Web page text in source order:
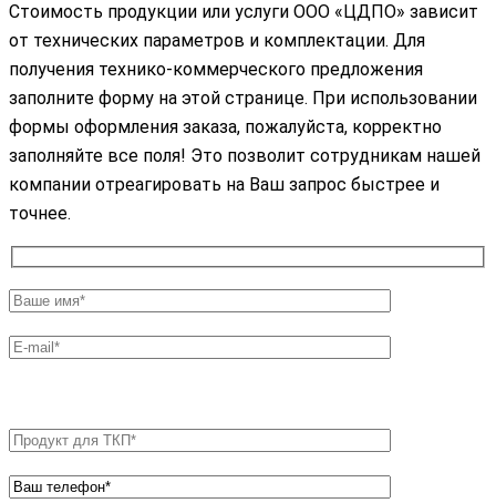
Стоимость продукции или услуги ООО «ЦДПО» зависит
от технических параметров и комплектации. Для
получения технико-коммерческого предложения
заполните форму на этой странице. При использовании
формы оформления заказа, пожалуйста, корректно
заполняйте все поля! Это позволит сотрудникам нашей
компании отреагировать на Ваш запрос быстрее и
точнее.